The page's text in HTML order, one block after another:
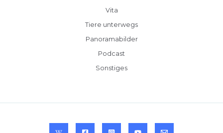
Vita
Tiere unterwegs
Panoramabilder
Podcast
Sonstiges